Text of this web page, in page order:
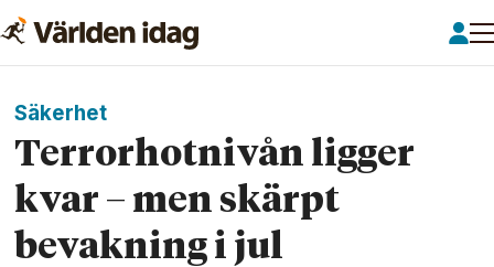
Säkerhet
Terrorhotnivån ligger
kvar – men skärpt
bevakning i jul